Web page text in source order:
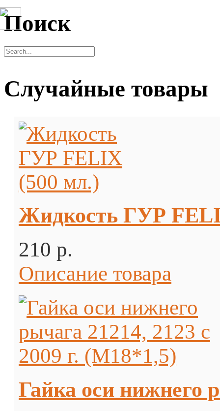
Поиск
Случайные товары
Жидкость ГУР
210 p.
Описание товара
Гайка оси нижнего